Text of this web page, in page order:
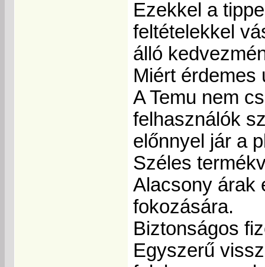
Ezekkel a
feltételekkel
álló
Miért érdemes
A Temu nem
felhasználók
előnnyel jár a
Széles
Alacsony árak
fokozására.
Biztonságos
Egyszerű